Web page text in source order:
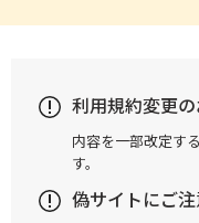
利用規約変更
内容を一部改定す
す。
偽サイトにご